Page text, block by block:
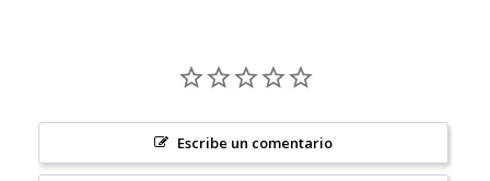
Escribe un comentario